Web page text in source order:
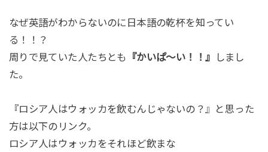
なぜ英語がわからないのに日本語の乾杯を知ってい
る！！？
周りで見ていた人たちとも
『かいぱ～い！！』
しまし
た。
『ロシア人はウォッカを飲むんじゃないの？』と思った
方は以下のリンク。
ロシア人はウォッカをそれほど飲まな